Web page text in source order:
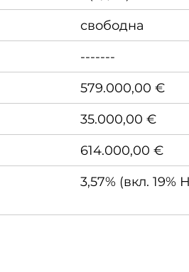
свободна
-------
579.000,00 €
35.000,00 €
614.000,00 €
3,57% (вкл.